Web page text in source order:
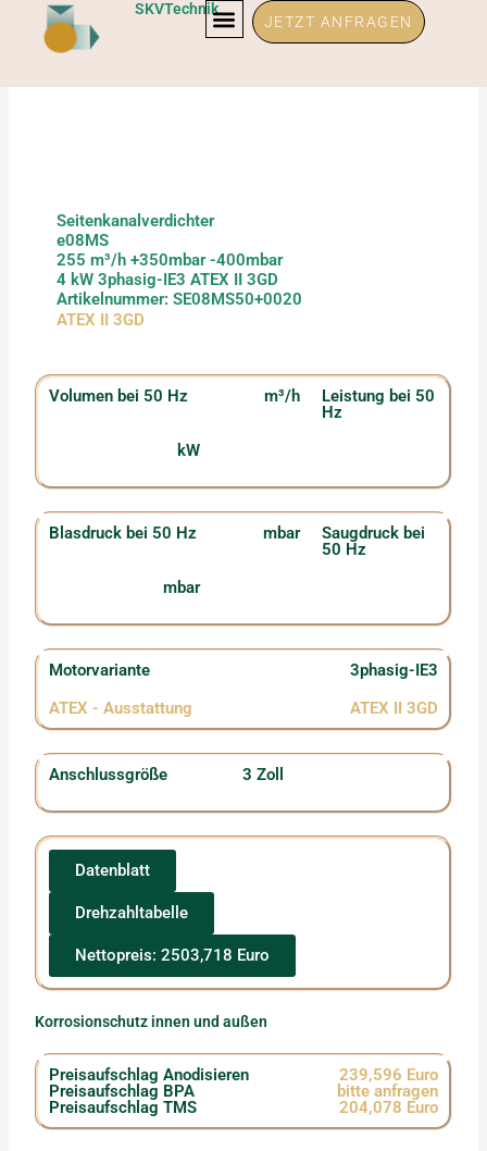
SKVTechnik
JETZT ANFRAGEN
Seitenkanalverdichter
e08MS
255 m³/h +350mbar -400mbar
4 kW 3phasig-IE3 ATEX II 3GD
Artikelnummer: SE08MS50+0020
ATEX II 3GD
Volumen bei 50 Hz m³/h
Leistung bei 50
Hz
kW
Blasdruck bei 50 Hz mbar
Saugdruck bei
50 Hz
mbar
Motorvariante
3phasig-IE3
ATEX - Ausstattung
ATEX II 3GD
Anschlussgröße 3 Zoll
Datenblatt
Drehzahltabelle
Nettopreis: 2503,718 Euro
Korrosionschutz innen und außen
Preisaufschlag Anodisieren
239,596 Euro
Preisaufschlag BPA
bitte anfragen
Preisaufschlag TMS
204,078 Euro